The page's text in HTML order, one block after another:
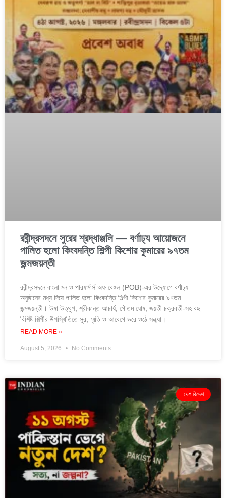
রবীন্দ্রসদনে সুরের শ্রদ্ধাঞ্জলি — বর্ণাঢ্য আয়োজনে
পালিত হলো কিংবদন্তি শিল্পী কিশোর কুমারের ৯৭তম
জন্মজয়ন্তী
রবীন্দ্রসদনে বাংলা মন ও পারফর্মার্স অফ বেঙ্গল (POB)-এর উদ্যোগে বর্ণাঢ্য
অনুষ্ঠানের মধ্য দিয়ে পালিত হলো কিংবদন্তি শিল্পী কিশোর কুমারের ৯৭তম
জন্মজয়ন্তী। উষা উত্থুপ, শ্রীকান্ত আচার্য, গৌতম ঘোষ, জয়তী চক্রবর্তী-সহ বহু
বিশিষ্ট শিল্পীর উপস্থিতিতে সুর, স্মৃতি ও আবেগে ভরে ওঠে সন্ধ্যা।
READ MORE »
August 5, 2026 No Comments
দেশ বিদেশ